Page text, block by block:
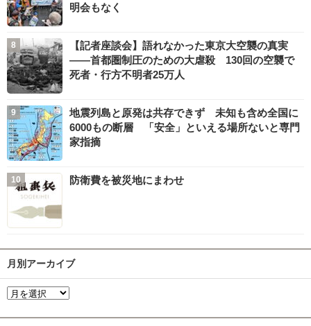
明会もなく
【記者座談会】語れなかった東京大空襲の真実
――首都圏制圧のための大虐殺 130回の空襲で
死者・行方不明者25万人
地震列島と原発は共存できず 未知も含め全国に
6000もの断層 「安全」といえる場所ないと専門
家指摘
防衛費を被災地にまわせ
月別アーカイブ